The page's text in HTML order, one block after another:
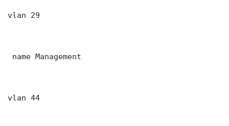
vlan 29
name Management
vlan 44